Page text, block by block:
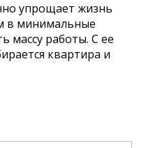
упрощает жизнь
в минимальные
массу работы. С ее
квартира и